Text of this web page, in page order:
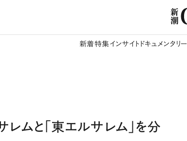
新着特集 インサイト ドキュメンタリー
ムと「東エルサレム」を分